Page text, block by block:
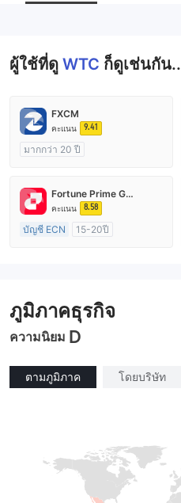
ผู้ใช้ที่ดู WTC ก็ดูเช่นกัน..
FXCM
คะแนน 9.41
มากกว่า 20 ปี
ใบอนุญาต MT4 แบบเต็ม
Fortune Prime Global
คะแนน 8.58
บัญชี ECN
15-20ปี
ภูมิภาคธุรกิจ
ความนิยม D
ตามภูมิภาค โดยบริษัท